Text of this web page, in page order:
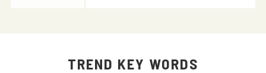
TREND KEY WORDS